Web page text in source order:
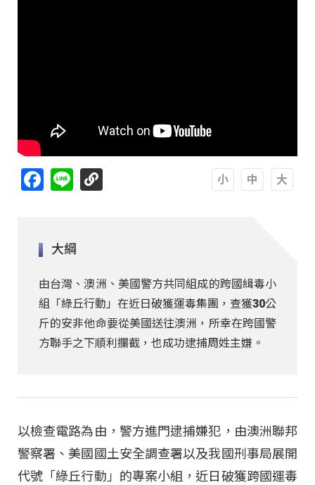
Facebook
Line
大綱
由台灣、澳洲、美國警方共同組成的跨國緝毒小
組「綠丘行動」在近日破獲運毒集團，查獲30公
斤的安非他命要從美國送往澳洲，所幸在跨國警
方聯手之下順利攔截，也成功逮捕周姓主嫌。
以檢查電路為由，警方進門逮捕嫌犯，由澳洲聯邦
警察署、美國國土安全調查署以及我國刑事局展開
代號「綠丘行動」的專案小組，近日破獲跨國運毒